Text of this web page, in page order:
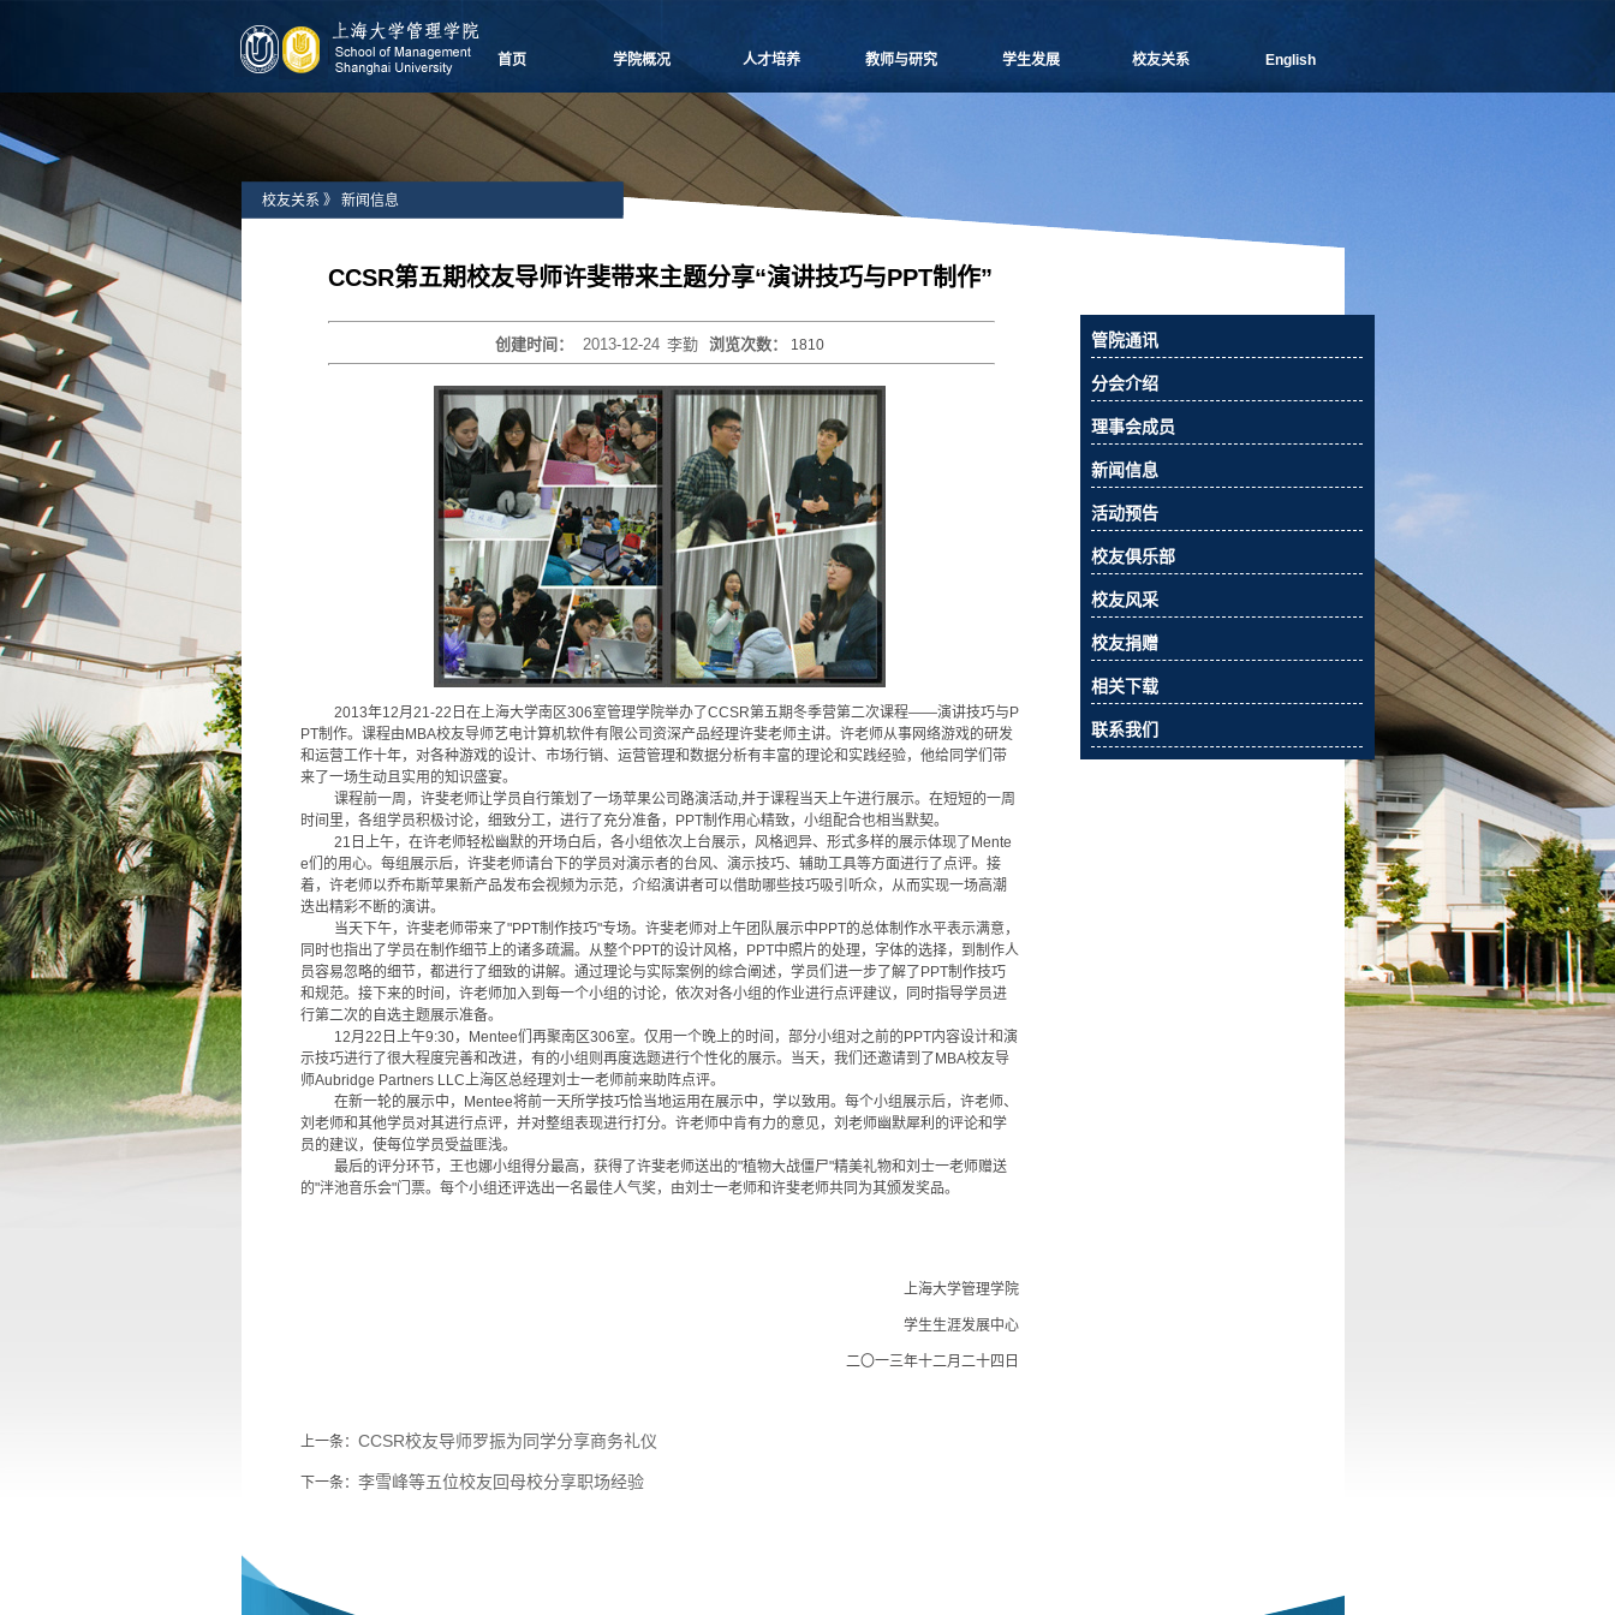
首页 学院概况
学院愿景
院长致辞
学院介绍
党群组织
学院制度
学院视频
学院宣传
历任领导
人才培养
本科生教学
博士生教学
硕士生教学
MBA
物流工程
工程管理
联合培养
高级培训
教师与研究
人事专栏
研究中心
学术活动
论文著作
博士生导师
学生发展 校友关系
活动预告
相关下载
联系我们
English
校友关系 》 新闻信息
CCSR第五期校友导师许斐带来主题分享“演讲技巧与PPT制作”
创建时间： 2013-12-24 李勤 浏览次数： 1810
2013年12月21-22日在上海大学南区306室管理学院举办了CCSR第五期冬季营第二次课程——演讲技巧与P
PT制作。课程由MBA校友导师艺电计算机软件有限公司资深产品经理许斐老师主讲。许老师从事网络游戏的研发
和运营工作十年，对各种游戏的设计、市场行销、运营管理和数据分析有丰富的理论和实践经验，他给同学们带
来了一场生动且实用的知识盛宴。
课程前一周，许斐老师让学员自行策划了一场苹果公司路演活动,并于课程当天上午进行展示。在短短的一周
时间里，各组学员积极讨论，细致分工，进行了充分准备，PPT制作用心精致，小组配合也相当默契。
21 日上午，在许老师轻松幽默的开场白后，各小组依次上台展示，风格迥异、形式多样的展示体现了Mente
e们的用心。每组展示后，许斐老师请台下的学员对演示者的台风、演示技巧、辅助工具等方面进行了点评。接
着，许老师以乔布斯苹果新产品发布会视频为示范，介绍演讲者可以借助哪些技巧吸引听众，从而实现一场高潮
迭出精彩不断的演讲。
当天下午，许斐老师带来了"PPT制作技巧"专场。许斐老师对上午团队展示中PPT的总体制作水平表示满意，
同时也指出了学员在制作细节上的诸多疏漏。从整个PPT的设计风格，PPT中照片的处理，字体的选择，到制作人
员容易忽略的细节，都进行了细致的讲解。通过理论与实际案例的综合阐述，学员们进一步了解了PPT制作技巧
和规范。接下来的时间，许老师加入到每一个小组的讨论，依次对各小组的作业进行点评建议，同时指导学员进
行第二次的自选主题展示准备。
12月22日上午9:30，Mentee们再聚南区306室。仅用一个晚上的时间，部分小组对之前的PPT内容设计和演
示技巧进行了很大程度完善和改进，有的小组则再度选题进行个性化的展示。当天，我们还邀请到了MBA校友导
师Aubridge Partners LLC上海区总经理刘士一老师前来助阵点评。
在新一轮的展示中，Mentee将前一天所学技巧恰当地运用在展示中，学以致用。每个小组展示后，许老师、
刘老师和其他学员对其进行点评，并对整组表现进行打分。许老师中肯有力的意见，刘老师幽默犀利的评论和学
员的建议，使每位学员受益匪浅。
最后的评分环节，王也娜小组得分最高，获得了许斐老师送出的"植物大战僵尸"精美礼物和刘士一老师赠送
的"泮池音乐会"门票。每个小组还评选出一名最佳人气奖，由刘士一老师和许斐老师共同为其颁发奖品。
上海大学管理学院
学生生涯发展中心
二〇一三年十二月二十四日
上一条： CCSR校友导师罗振为同学分享商务礼仪
下一条： 李雪峰等五位校友回母校分享职场经验
管院通讯
分会介绍
理事会成员
新闻信息
活动预告
校友俱乐部
校友风采
校友捐赠
相关下载
联系我们